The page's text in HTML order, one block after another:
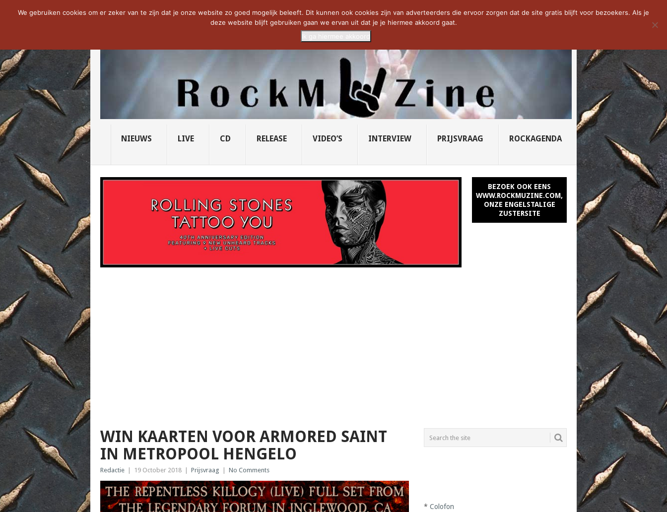
NOW TRENDING: THE VICIOUS HEAD SOCIETY... PRIDE OF LIONS – U... SAVATAGE KOMT TERUG IN 0... CD VAN DE WEEK: SLEEPING...
NIEUWS LIVE CD RELEASE VIDEO’S INTERVIEW PRIJSVRAAG ROCKAGENDA
BEZOEK OOK EENS
WWW.ROCKMUZINE.COM,
ONZE ENGELSTALIGE
ZUSTERSITE
WIN KAARTEN VOOR ARMORED SAINT
IN METROPOOL HENGELO
Redactie 19 October 2018 Prijsvraag No Comments
*Colofon
We gebruiken cookies om er zeker van te zijn dat je onze website zo goed mogelijk beleeft. Dit kunnen ook cookies zijn van adverteerders die ervoor zorgen dat de site gratis blijft voor bezoekers. Als je
deze website blijft gebruiken gaan we ervan uit dat je je hiermee akkoord gaat.
Ik ga hiermee akkoord